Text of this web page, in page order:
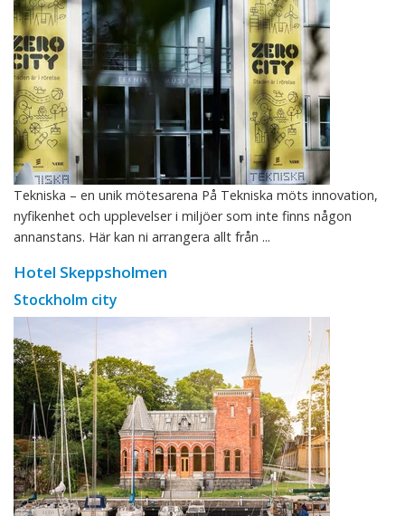
Tekniska – en unik mötesarena På Tekniska möts innovation,
nyfikenhet och upplevelser i miljöer som inte finns någon
annanstans. Här kan ni arrangera allt från ...
Hotel Skeppsholmen
Stockholm city